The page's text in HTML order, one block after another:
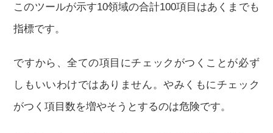
このツールが示す10領域の合計100項目はあくまでも
指標です。
ですから、全ての項目にチェックがつくことが必ず
しもいいわけではありません。やみくもにチェック
がつく項目数を増やそうとするのは危険です。